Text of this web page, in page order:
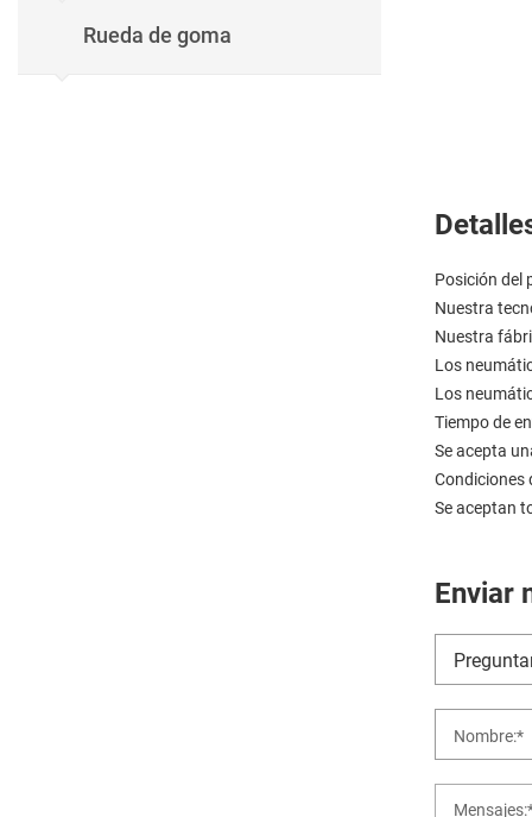
Rueda de goma
Posición del
Nuestra
Nuestra
Los
Los
Tiempo de
Se acepta
Condiciones
Se aceptan
Enviar